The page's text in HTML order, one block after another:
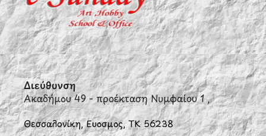
Διεύθυνση
Ακαδήμου 49 - προέκταση Νυμφαίου 1 ,
Θεσσαλονίκη, Εύοσμος, ΤΚ 56238